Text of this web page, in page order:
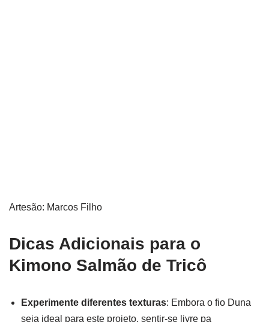
Artesão: Marcos Filho
Dicas Adicionais para o
Kimono Salmão de Tricô
Experimente diferentes texturas: Embora o fio Duna
seja ideal para este projeto, sentir-se livre pa